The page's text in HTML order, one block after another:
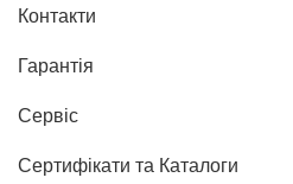
Контакти
Гарантія
Сервіс
Сертифікати та Каталоги